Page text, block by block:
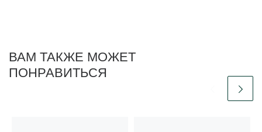
ВАМ ТАКЖЕ МОЖЕТ
ПОНРАВИТЬСЯ